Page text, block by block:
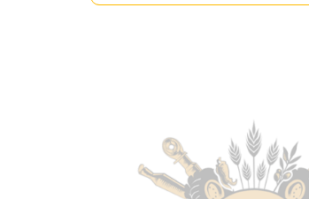
(124)
FRENI(4)